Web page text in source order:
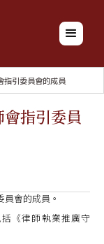
指引委員會的成員
指引委員
會的成員。
《律師執業推廣守